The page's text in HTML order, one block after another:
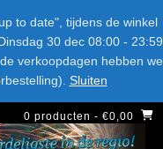
to date", tijdens de winkel
30 dec 08:00 - 23:59
verkoopdagen hebben we
Sluiten
CATEGORIE
0 producten - €0,00